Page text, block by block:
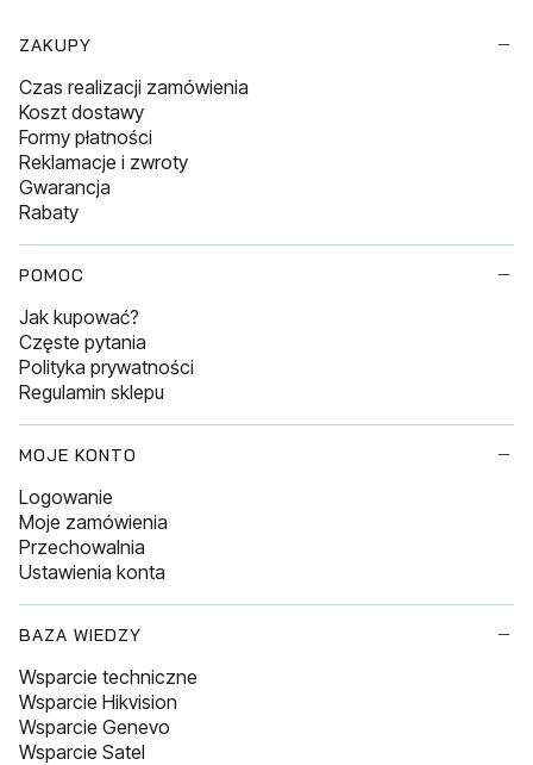
ZAKUPY
Czas realizacji zamówienia
Koszt dostawy
Formy płatności
Reklamacje i zwroty
Gwarancja
Rabaty
POMOC
Jak kupować?
Częste pytania
Polityka prywatności
Regulamin sklepu
MOJE KONTO
Logowanie
Moje zamówienia
Przechowalnia
Ustawienia konta
BAZA WIEDZY
Wsparcie techniczne
Wsparcie Hikvision
Wsparcie Genevo
Wsparcie Satel